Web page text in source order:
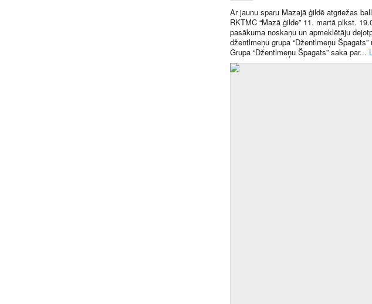
Ar jaunu sparu Mazajā ģildē atgriežas
RKTMC “Mazā ģilde” 11. martā plkst.
pasākuma noskaņu un apmeklētāju
džentlmeņu grupa “Džentlmeņu
Grupa “Džentlmeņu Špagats” saka par​...